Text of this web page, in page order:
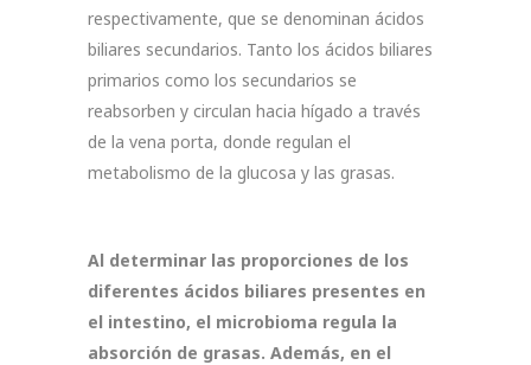
respectivamente, que se denominan ácidos
biliares secundarios. Tanto los ácidos biliares
primarios como los secundarios se
reabsorben y circulan hacia hígado a través
de la vena porta, donde regulan el
metabolismo de la glucosa y las grasas.
Al determinar las proporciones de los
diferentes ácidos biliares presentes en
el intestino, el microbioma regula la
absorción de grasas. Además, en el